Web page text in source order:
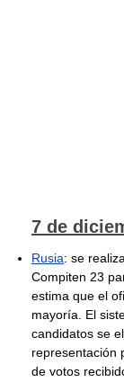
7 de
Rusia: se
Compiten 23
estima que el
mayoría. El
candidatos se
representación
de votos